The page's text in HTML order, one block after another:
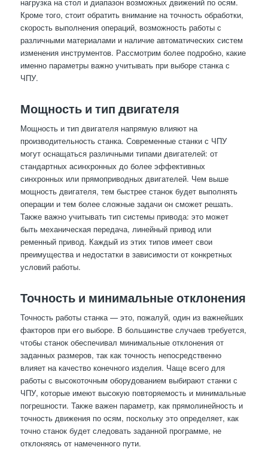
Кроме того, стоит обратить внимание на точность обработки,
скорость выполнения операций, возможность работы с
различными материалами и наличие автоматических систем
изменения инструментов. Рассмотрим более подробно, какие
именно параметры важно учитывать при выборе станка с
ЧПУ.
Мощность и тип двигателя
Мощность и тип двигателя напрямую влияют на
производительность станка. Современные станки с ЧПУ
могут оснащаться различными типами двигателей: от
стандартных асинхронных до более эффективных
синхронных или прямоприводных двигателей. Чем выше
мощность двигателя, тем быстрее станок будет выполнять
операции и тем более сложные задачи он сможет решать.
Также важно учитывать тип системы привода: это может
быть механическая передача, линейный привод или
ременный привод. Каждый из этих типов имеет свои
преимущества и недостатки в зависимости от конкретных
условий работы.
Точность и минимальные отклонения
Точность работы станка — это, пожалуй, один из важнейших
факторов при его выборе. В большинстве случаев требуется,
чтобы станок обеспечивал минимальные отклонения от
заданных размеров, так как точность непосредственно
влияет на качество конечного изделия. Чаще всего для
работы с высокоточным оборудованием выбирают станки с
ЧПУ, которые имеют высокую повторяемость и минимальные
погрешности. Также важен параметр, как прямолинейность и
точность движения по осям, поскольку это определяет, как
точно станок будет следовать заданной программе, не
отклоняясь от намеченного пути.